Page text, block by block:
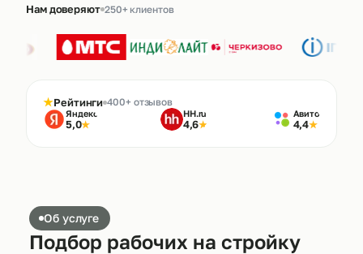
Нам доверяют 250+ клиентов
★Рейтинги 400+ отзывов
Яндекс
5,0★
HH.ru
4,6★
Авито
4,4★
Об услуге
Подбор рабочих на стройку